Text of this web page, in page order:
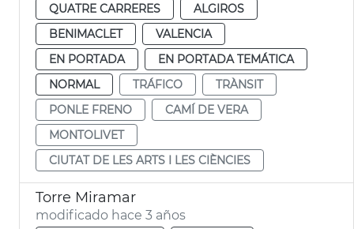
QUATRE CARRERES
ALGIROS
BENIMACLET
VALENCIA
EN PORTADA
EN PORTADA TEMÁTICA
NORMAL
TRÁFICO
TRÀNSIT
PONLE FRENO
CAMÍ DE VERA
MONTOLIVET
CIUTAT DE LES ARTS I LES CIÈNCIES
Torre Miramar
modificado hace 3 años